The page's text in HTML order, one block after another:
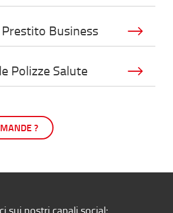
Business
Polizze Salute
?
sui nostri canali social: